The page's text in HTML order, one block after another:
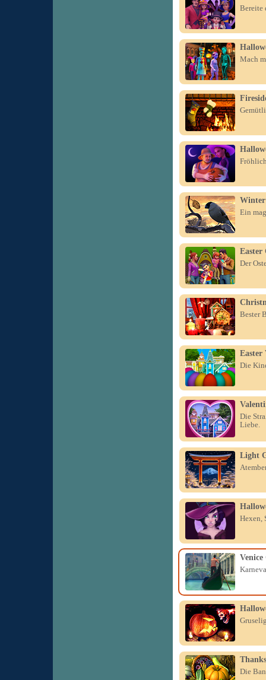
Bereite
Mach
Ein
Easter
Der
Bester
Easter
Die
Die
Liebe.
Light
Hexen,
Die